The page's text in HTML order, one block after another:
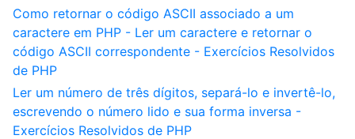
Como retornar o código ASCII associado a um
caractere em PHP - Ler um caractere e retornar o
código ASCII correspondente - Exercícios Resolvidos
de PHP
Ler um número de três dígitos, separá-lo e invertê-lo,
escrevendo o número lido e sua forma inversa -
Exercícios Resolvidos de PHP